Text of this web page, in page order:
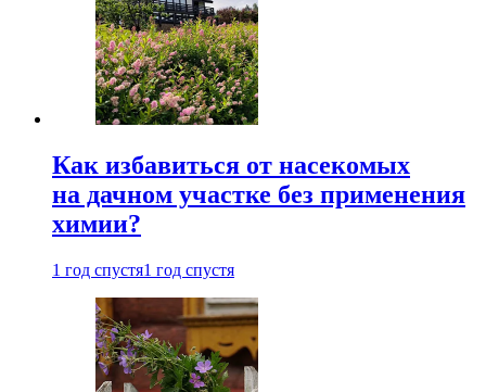
Как избавиться от насекомых
на дачном участке без применения
химии?
1 год спустя1 год спустя